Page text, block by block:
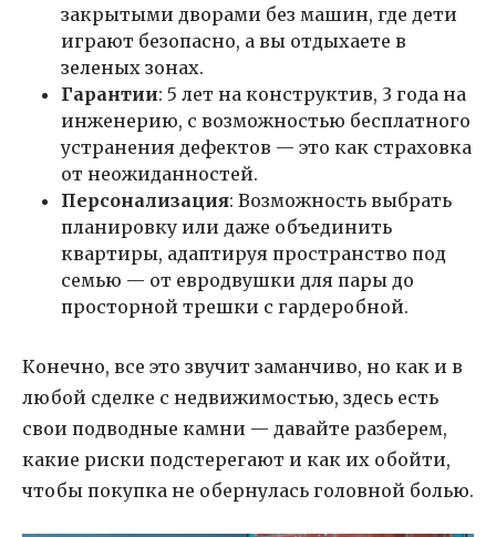
закрытыми дворами без машин, где дети
играют безопасно, а вы отдыхаете в
зеленых зонах.
Гарантии: 5 лет на конструктив, 3 года на
инженерию, с возможностью бесплатного
устранения дефектов — это как страховка
от неожиданностей.
Персонализация: Возможность выбрать
планировку или даже объединить
квартиры, адаптируя пространство под
семью — от евродвушки для пары до
просторной трешки с гардеробной.
Конечно, все это звучит заманчиво, но как и в
любой сделке с недвижимостью, здесь есть
свои подводные камни — давайте разберем,
какие риски подстерегают и как их обойти,
чтобы покупка не обернулась головной болью.